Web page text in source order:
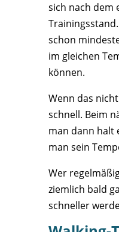
sich nach dem
schon
im gleichen
können.
Wenn das
schnell. Beim
man dann halt
man sein
Wer
ziemlich bald
schneller